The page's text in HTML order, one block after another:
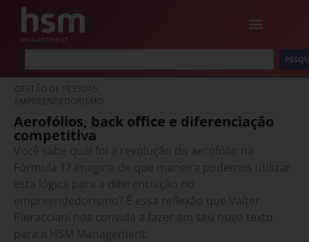
GESTÃO DE PESSOAS,
EMPREENDEDORISMO
Aerofólios, back office e diferenciação
competitiva
Você sabe qual foi a revolução do aerofólio na
Fórmula 1? Imagina de que maneira podemos utilizar
esta lógica para a diferenciação no
empreendedorismo? É essa reflexão que Valter
Pieracciani nos convida a fazer em seu novo texto
para a HSM Management.